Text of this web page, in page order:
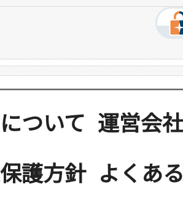
ついて 運営会社
護方針 よくあ